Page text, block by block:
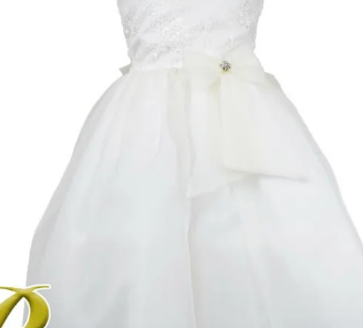
スタジオを